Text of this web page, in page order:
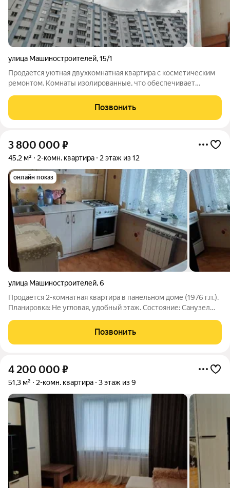
улица Машиностроителей,15/1
Продается уютная двухкомнатная квартира с косметическим
ремонтом. Комнаты изолированные, что обеспечивает
также есть просторная лоджия с остеклением, где можно
наслаждаться свежим воздухом.
Позвонить
3 800 000 ₽
45,2 м² 2-комн. квартира 2 этаж из 12
онлайн показ
улица Машиностроителей,6
Продается 2-комнатная квартира в панельном доме (1976 г.п.).
Планировка: Не угловая, удобный этаж. Состояние: Санузел
переехать без
Позвонить
4 200 000 ₽
51,3 м² 2-комн. квартира 3 этаж из 9